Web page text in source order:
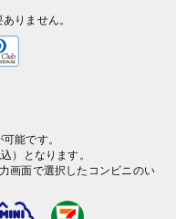
りません。
能です。
）となります。
画面で選択したコンビニのい